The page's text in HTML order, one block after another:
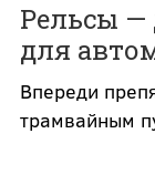
Рельсы —
для
Впереди
трамвайным